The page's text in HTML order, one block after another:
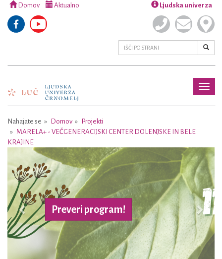
Domov Aktualno Ljudska univerza
Nahajate se Domov
Projekti
MARELA+ - VEČGENERACIJSKI CENTER DOLENJSKE IN BELE
KRAJINE
Preveri program!
Previous Next